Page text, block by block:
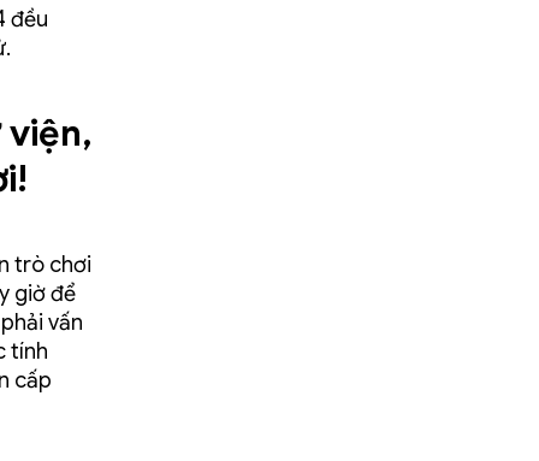
đều
trò chơi
giờ để
vấn
tính
cấp